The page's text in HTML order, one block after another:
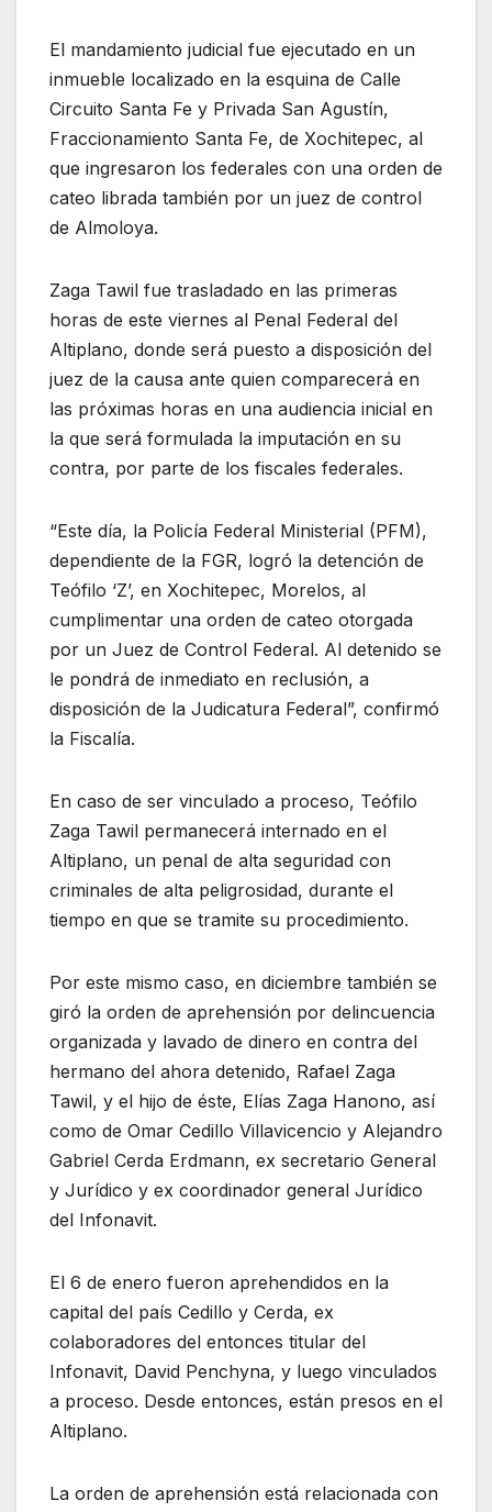
El mandamiento judicial fue ejecutado en un
inmueble localizado en la esquina de Calle
Circuito Santa Fe y Privada San Agustín,
Fraccionamiento Santa Fe, de Xochitepec, al
que ingresaron los federales con una orden de
cateo librada también por un juez de control
de Almoloya.
Zaga Tawil fue trasladado en las primeras
horas de este viernes al Penal Federal del
Altiplano, donde será puesto a disposición del
juez de la causa ante quien comparecerá en
las próximas horas en una audiencia inicial en
la que será formulada la imputación en su
contra, por parte de los fiscales federales.
“Este día, la Policía Federal Ministerial (PFM),
dependiente de la FGR, logró la detención de
Teófilo ‘Z’, en Xochitepec, Morelos, al
cumplimentar una orden de cateo otorgada
por un Juez de Control Federal. Al detenido se
le pondrá de inmediato en reclusión, a
disposición de la Judicatura Federal”, confirmó
la Fiscalía.
En caso de ser vinculado a proceso, Teófilo
Zaga Tawil permanecerá internado en el
Altiplano, un penal de alta seguridad con
criminales de alta peligrosidad, durante el
tiempo en que se tramite su procedimiento.
Por este mismo caso, en diciembre también se
giró la orden de aprehensión por delincuencia
organizada y lavado de dinero en contra del
hermano del ahora detenido, Rafael Zaga
Tawil, y el hijo de éste, Elías Zaga Hanono, así
como de Omar Cedillo Villavicencio y Alejandro
Gabriel Cerda Erdmann, ex secretario General
y Jurídico y ex coordinador general Jurídico
del Infonavit.
El 6 de enero fueron aprehendidos en la
capital del país Cedillo y Cerda, ex
colaboradores del entonces titular del
Infonavit, David Penchyna, y luego vinculados
a proceso. Desde entonces, están presos en el
Altiplano.
La orden de aprehensión está relacionada con